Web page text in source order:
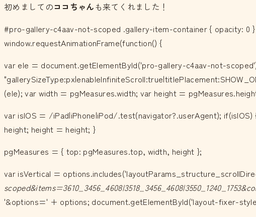
初めましてのココちゃんも来てくれました！
#pro-gallery-c4aav-not-scoped .gallery-item-container { opacity:
window.requestAnimationFrame(function() {
var ele = document.getElementById('pro-gallery-c4aav-not-
(ele); var width = pgMeasures.width; var height =
var isIOS = /iPad|iPhone|iPod/.test(navigator?.userAgent);
height; height = height; }
pgMeasures = { top: pgMeasures.top, width, height };
var isVertical =
'&options=' + options; document.getElementById('layout-fixer-